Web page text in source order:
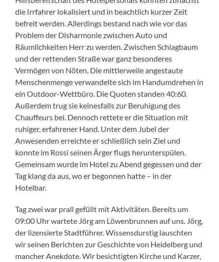
die Irrfahrer lokalisiert und in beachtlich kurzer Zeit
befreit werden. Allerdings bestand nach wie vor das
Problem der Disharmonie zwischen Auto und
Räumlichkeiten Herr zu werden. Zwischen Schlagbaum
und der rettenden Straße war ganz besonderes
Vermögen von Nöten. Die mittlerweile angestaute
Menschenmenge verwandelte sich im Handumdrehen in
ein Outdoor-Wettbüro. Die Quoten standen 40:60.
Außerdem trug sie keinesfalls zur Beruhigung des
Chauffeurs bei. Dennoch rettete er die Situation mit
ruhiger, erfahrener Hand. Unter dem Jubel der
Anwesenden erreichte er schließlich sein Ziel und
konnte im Rossi seinen Ärger flugs herunterspülen.
Gemeinsam wurde im Hotel zu Abend gegessen und der
Tag klang da aus, wo er begonnen hatte – in der
Hotelbar.
Tag zwei war prall gefüllt mit Aktivitäten. Bereits um
09:00 Uhr wartete Jörg am Löwenbrunnen auf uns. Jörg,
der lizensierte Stadtführer. Wissensdurstig lauschten
wir seinen Berichten zur Geschichte von Heidelberg und
mancher Anekdote. Wir besichtigten Kirche und Karzer,